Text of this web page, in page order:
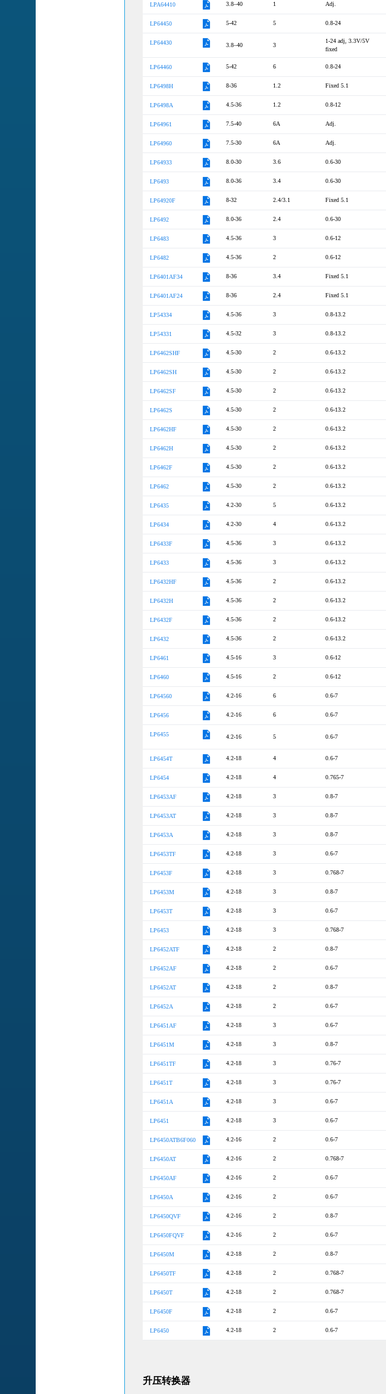
LPA64410 3.8–40 1 Adj.
LP64450 5-42 5 0.8-24
LP64430 3.8–40 3
1-24 adj, 3.3V/5V
fixed
LP64460 5-42 6 0.8-24
LP6498H 8-36 1.2 Fixed 5.1
LP6498A 4.5-36 1.2 0.8-12
LP64961 7.5-40 6A Adj.
LP64960 7.5-30 6A Adj.
LP64933 8.0-30 3.6 0.6-30
LP6493 8.0-36 3.4 0.6-30
LP64920F 8-32 2.4/3.1 Fixed 5.1
LP6492 8.0-36 2.4 0.6-30
LP6483 4.5-36 3 0.6-12
LP6482 4.5-36 2 0.6-12
LP6401AF34 8-36 3.4 Fixed 5.1
LP6401AF24 8-36 2.4 Fixed 5.1
LP54334 4.5-36 3 0.8-13.2
LP54331 4.5-32 3 0.8-13.2
LP6462SHF 4.5-30 2 0.6-13.2
LP6462SH 4.5-30 2 0.6-13.2
LP6462SF 4.5-30 2 0.6-13.2
LP6462S 4.5-30 2 0.6-13.2
LP6462HF 4.5-30 2 0.6-13.2
LP6462H 4.5-30 2 0.6-13.2
LP6462F 4.5-30 2 0.6-13.2
LP6462 4.5-30 2 0.6-13.2
LP6435 4.2-30 5 0.6-13.2
LP6434 4.2-30 4 0.6-13.2
LP6433F 4.5-36 3 0.6-13.2
LP6433 4.5-36 3 0.6-13.2
LP6432HF 4.5-36 2 0.6-13.2
LP6432H 4.5-36 2 0.6-13.2
LP6432F 4.5-36 2 0.6-13.2
LP6432 4.5-36 2 0.6-13.2
LP6461 4.5-16 3 0.6-12
LP6460 4.5-16 2 0.6-12
LP64560 4.2-16 6 0.6-7
LP6456 4.2-16 6 0.6-7
LP6455 4.2-16 5 0.6-7
LP6454T 4.2-18 4 0.6-7
LP6454 4.2-18 4 0.765-7
LP6453AF 4.2-18 3 0.8-7
LP6453AT 4.2-18 3 0.8-7
LP6453A 4.2-18 3 0.8-7
LP6453TF 4.2-18 3 0.6-7
LP6453F 4.2-18 3 0.768-7
LP6453M 4.2-18 3 0.8-7
LP6453T 4.2-18 3 0.6-7
LP6453 4.2-18 3 0.768-7
LP6452ATF 4.2-18 2 0.8-7
LP6452AF 4.2-18 2 0.6-7
LP6452AT 4.2-18 2 0.8-7
LP6452A 4.2-18 2 0.6-7
LP6451AF 4.2-18 3 0.6-7
LP6451M 4.2-18 3 0.8-7
LP6451TF 4.2-18 3 0.76-7
LP6451T 4.2-18 3 0.76-7
LP6451A 4.2-18 3 0.6-7
LP6451 4.2-18 3 0.6-7
LP6450ATB6F060 4.2-16 2 0.6-7
LP6450AT 4.2-16 2 0.768-7
LP6450AF 4.2-16 2 0.6-7
LP6450A 4.2-16 2 0.6-7
LP6450QVF 4.2-16 2 0.8-7
LP6450FQVF 4.2-16 2 0.6-7
LP6450M 4.2-18 2 0.8-7
LP6450TF 4.2-18 2 0.768-7
LP6450T 4.2-18 2 0.768-7
LP6450F 4.2-18 2 0.6-7
LP6450 4.2-18 2 0.6-7
升压转换器